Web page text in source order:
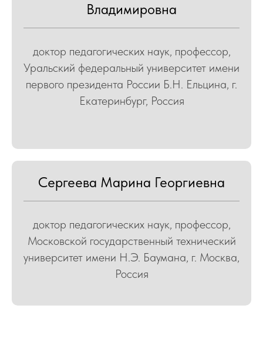
Владимировна
доктор педагогических наук, профессор,
Уральский федеральный университет имени
первого президента России Б.Н. Ельцина, г.
Екатеринбург, Россия
Сергеева Марина Георгиевна
доктор педагогических наук, профессор,
Московской государственный технический
университет имени Н.Э. Баумана, г. Москва,
Россия